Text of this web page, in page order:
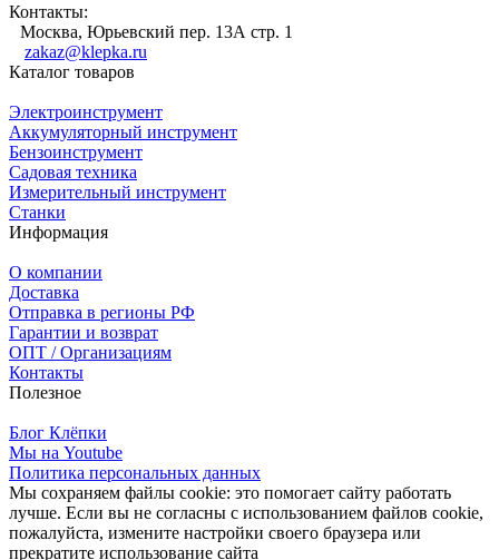
Контакты:
Москва, Юрьевский пер. 13А стр. 1
zakaz@klepka.ru
Каталог товаров
Электроинструмент
Аккумуляторный инструмент
Бензоинструмент
Садовая техника
Измерительный инструмент
Станки
Информация
О компании
Доставка
Отправка в регионы РФ
Гарантии и возврат
ОПТ / Организациям
Контакты
Полезное
Блог Клёпки
Мы на Youtube
Политика персональных данных
Мы сохраняем файлы cookie: это помогает сайту работать
лучше. Если вы не согласны с использованием файлов cookie,
пожалуйста, измените настройки своего браузера или
прекратите использование сайта